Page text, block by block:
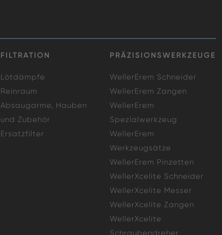
FILTRATION PRÄZISIONSWERKZEUGE
Lötdämpfe
Reinraum
Absaugarme, Hauben
und Zubehör
Ersatzfilter
WellerErem Schneider
WellerErem Zangen
WellerErem
Spezialwerkzeug
WellerErem
Werkzeugsätze
WellerErem Pinzetten
WellerXcelite Schneider
WellerXcelite Messer
WellerXcelite Zangen
WellerXcelite
Schraubendreher